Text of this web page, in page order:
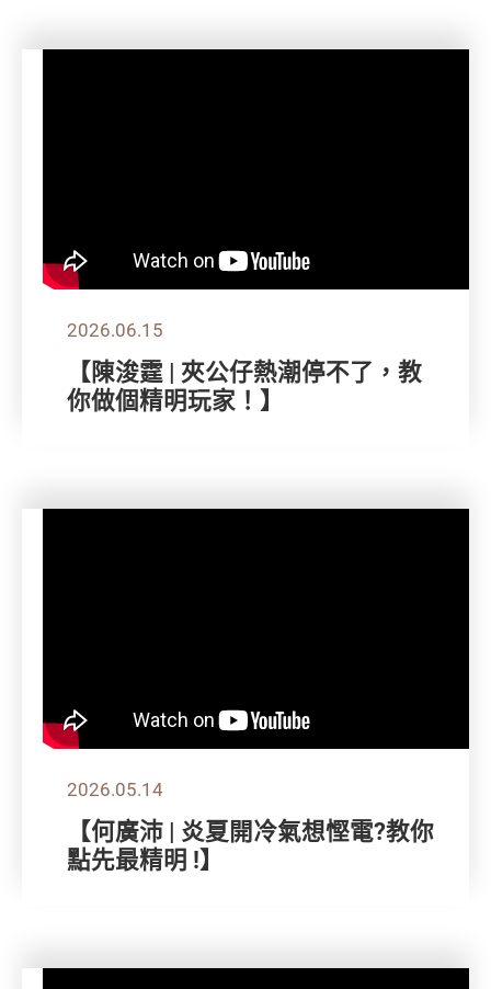
2026.06.15
【陳浚霆 | 夾公仔熱潮停不了，教
你做個精明玩家！】
2026.05.14
【何廣沛 | 炎夏開冷氣想慳電?教你
點先最精明 !】